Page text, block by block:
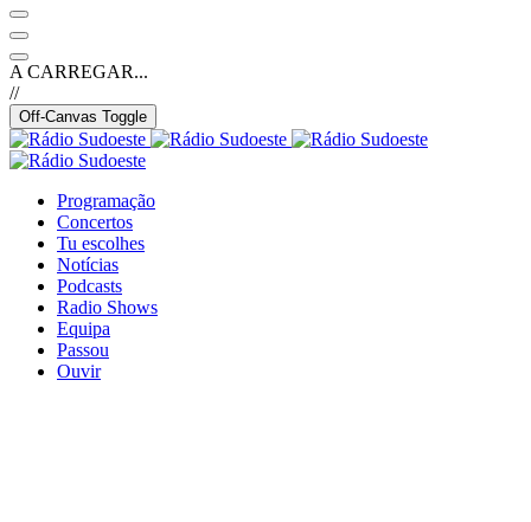
A CARREGAR...
//
Off-Canvas Toggle
Programação
Concertos
Tu escolhes
Notícias
Podcasts
Radio Shows
Equipa
Passou
Ouvir